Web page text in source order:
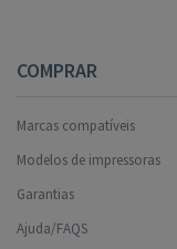
COMPRAR
Marcas compatíveis
Modelos de impressoras
Garantias
Ajuda/FAQS